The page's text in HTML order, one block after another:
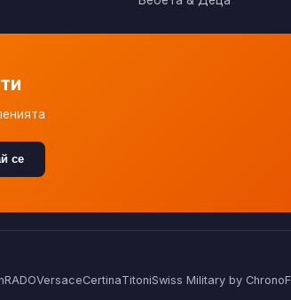
се
RADOVersaceCertinaTitoniSwiss Military by Chrono